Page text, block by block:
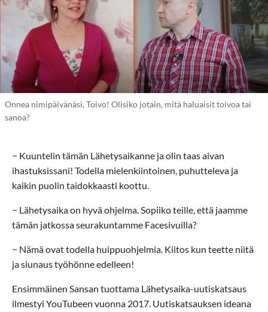
Onnea nimipäivänäsi, Toivo! Olisiko jotain, mitä haluaisit toivoa tai
sanoa?
− Kuuntelin tämän Lähetysaikanne ja olin taas aivan
ihastuksissani! Todella mielenkiintoinen, puhutteleva ja
kaikin puolin taidokkaasti koottu.
− Lähetysaika on hyvä ohjelma. Sopiiko teille, että jaamme
tämän jatkossa seurakuntamme Facesivuilla?
− Nämä ovat todella huippuohjelmia. Kiitos kun teette niitä
ja siunaus työhönne edelleen!
Ensimmäinen Sansan tuottama Lähetysaika-uutiskatsaus
ilmestyi YouTubeen vuonna 2017. Uutiskatsauksen ideana